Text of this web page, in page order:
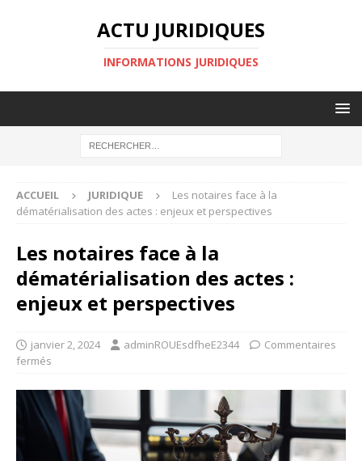
ACTU JURIDIQUES
INFORMATIONS JURIDIQUES
ACCUEIL JURIDIQUE
Les notaires face à la
dématérialisation des actes : enjeux et perspectives
Les notaires face à la
dématérialisation des actes :
enjeux et perspectives
janvier 2, 2024 adminROUEsdfheE2344
Commentaires
fermés